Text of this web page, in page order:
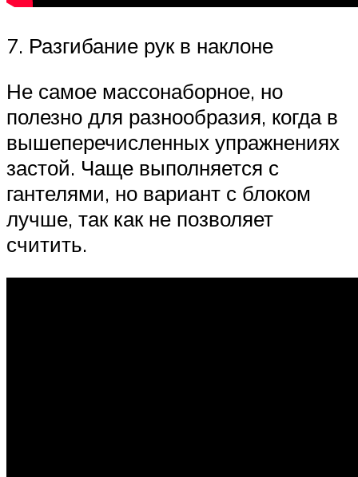
7. Разгибание рук в наклоне
Не самое массонаборное, но
полезно для разнообразия, когда в
вышеперечисленных упражнениях
застой. Чаще выполняется с
гантелями, но вариант с блоком
лучше, так как не позволяет
считить.